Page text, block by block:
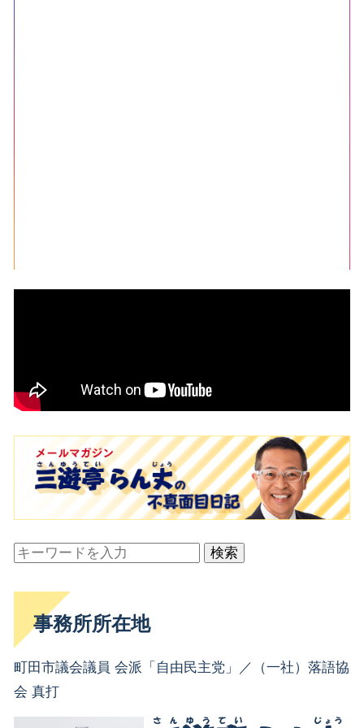
検索
事務所所在地
町田市議会議員 会派「自由民主党」／（一社）落語協
会 真打